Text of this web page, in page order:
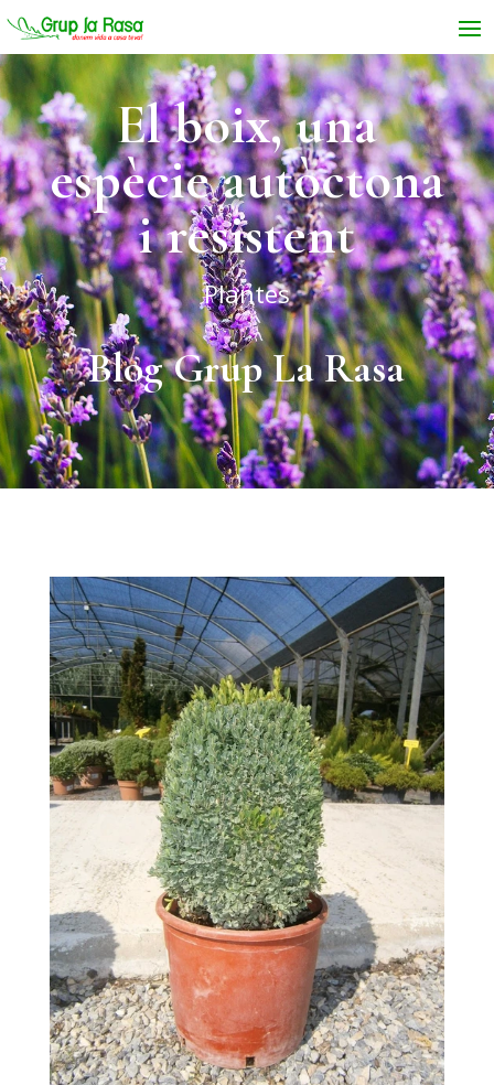
El boix, una
espècie autòctona
i resistent
Plantes
Blog Grup La Rasa